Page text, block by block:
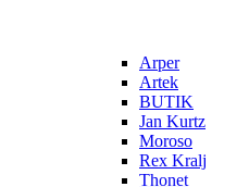
Arper
Artek
BUTIK
Jan Kurtz
Moroso
Rex Kralj
Thonet